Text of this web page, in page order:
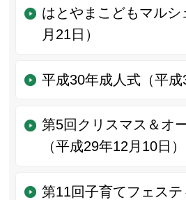
はとやまこどもマルシ
月21日）
平成30年成人式（平成
第5回クリスマス＆オ
（平成29年12月10日）
第11回子育てフェス